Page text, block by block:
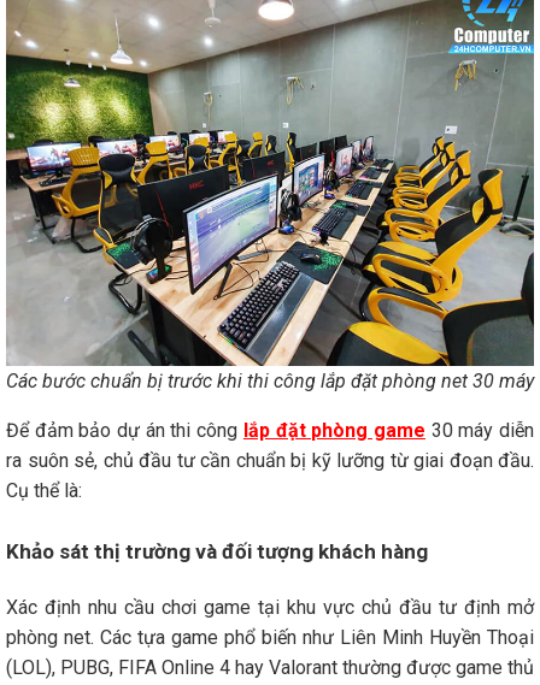
Các bước chuẩn bị trước khi thi công lắp đặt phòng net 30 máy
Để đảm bảo dự án thi công lắp đặt phòng game 30 máy diễn
ra suôn sẻ, chủ đầu tư cần chuẩn bị kỹ lưỡng từ giai đoạn đầu.
Cụ thể là:
Khảo sát thị trường và đối tượng khách hàng
Xác định nhu cầu chơi game tại khu vực chủ đầu tư định mở
phòng net. Các tựa game phổ biến như Liên Minh Huyền Thoại
(LOL), PUBG, FIFA Online 4 hay Valorant thường được game thủ